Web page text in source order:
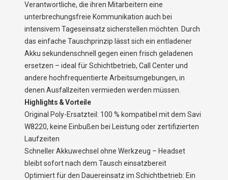
Verantwortliche, die ihren Mitarbeitern eine
unterbrechungsfreie Kommunikation auch bei
intensivem Tageseinsatz sicherstellen möchten. Durch
das einfache Tauschprinzip lässt sich ein entladener
Akku sekundenschnell gegen einen frisch geladenen
ersetzen – ideal für Schichtbetrieb, Call Center und
andere hochfrequentierte Arbeitsumgebungen, in
denen Ausfallzeiten vermieden werden müssen.
Highlights & Vorteile
Original Poly-Ersatzteil: 100 % kompatibel mit dem Savi
W8220, keine Einbußen bei Leistung oder zertifizierten
Laufzeiten
Schneller Akkuwechsel ohne Werkzeug – Headset
bleibt sofort nach dem Tausch einsatzbereit
Optimiert für den Dauereinsatz im Schichtbetrieb: Ein